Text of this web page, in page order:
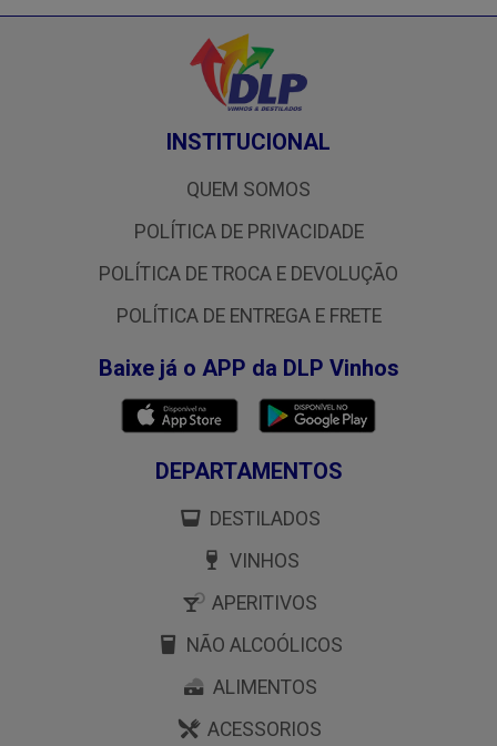
INSTITUCIONAL
QUEM SOMOS
POLÍTICA DE PRIVACIDADE
POLÍTICA DE TROCA E DEVOLUÇÃO
POLÍTICA DE ENTREGA E FRETE
Baixe já o APP da DLP Vinhos
DEPARTAMENTOS
DESTILADOS
VINHOS
APERITIVOS
NÃO ALCOÓLICOS
ALIMENTOS
ACESSORIOS